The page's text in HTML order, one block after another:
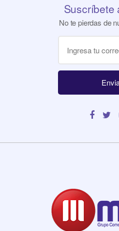
Suscríbete
No te pierdas de